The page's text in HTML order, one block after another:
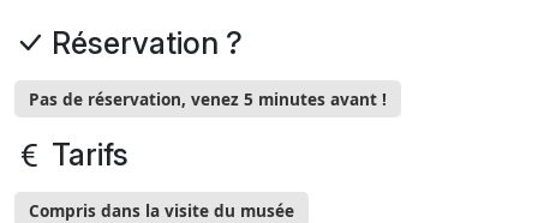
Réservation ?
Pas de réservation, venez 5 minutes avant !
Tarifs
Compris dans la visite du musée